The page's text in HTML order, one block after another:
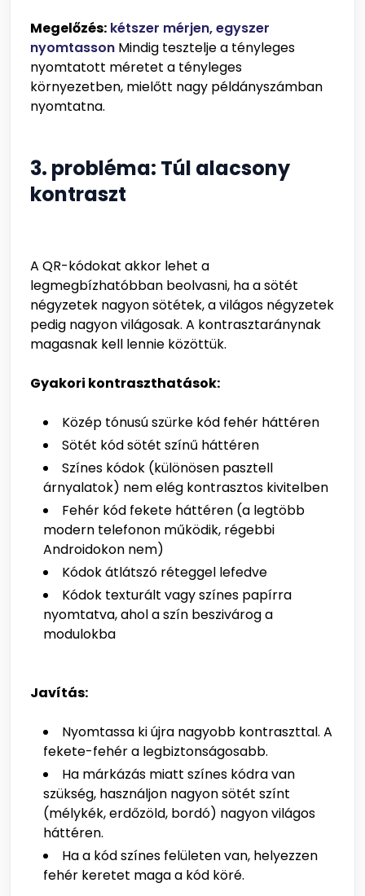
Megelőzés: kétszer mérjen, egyszer
nyomtasson Mindig tesztelje a tényleges
nyomtatott méretet a tényleges
környezetben, mielőtt nagy példányszámban
nyomtatna.
3. probléma: Túl alacsony
kontraszt
A QR-kódokat akkor lehet a
legmegbízhatóbban beolvasni, ha a sötét
négyzetek nagyon sötétek, a világos négyzetek
pedig nagyon világosak. A kontrasztaránynak
magasnak kell lennie közöttük.
Gyakori kontraszthatások:
Közép tónusú szürke kód fehér háttéren
Sötét kód sötét színű háttéren
Színes kódok (különösen pasztell
árnyalatok) nem elég kontrasztos kivitelben
Fehér kód fekete háttéren (a legtöbb
modern telefonon működik, régebbi
Androidokon nem)
Kódok átlátszó réteggel lefedve
Kódok texturált vagy színes papírra
nyomtatva, ahol a szín beszivárog a
modulokba
Javítás:
Nyomtassa ki újra nagyobb kontraszttal. A
fekete-fehér a legbiztonságosabb.
Ha márkázás miatt színes kódra van
szükség, használjon nagyon sötét színt
(mélykék, erdőzöld, bordó) nagyon világos
háttéren.
Ha a kód színes felületen van, helyezzen
fehér keretet maga a kód köré.